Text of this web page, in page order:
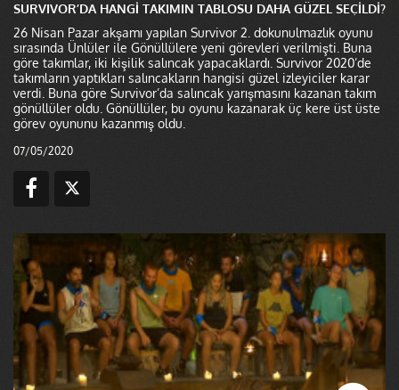
SURVIVOR’DA HANGİ TAKIMIN TABLOSU DAHA GÜZEL SEÇİLDİ?
26 Nisan Pazar akşamı yapılan Survivor 2. dokunulmazlık oyunu
sırasında Ünlüler ile Gönüllülere yeni görevleri verilmişti. Buna
göre takımlar, iki kişilik salıncak yapacaklardı. Survivor 2020’de
takımların yaptıkları salıncakların hangisi güzel izleyiciler karar
verdi. Buna göre Survivor’da salıncak yarışmasını kazanan takım
gönüllüler oldu. Gönüllüler, bu oyunu kazanarak üç kere üst üste
görev oyununu kazanmış oldu.
07/05/2020